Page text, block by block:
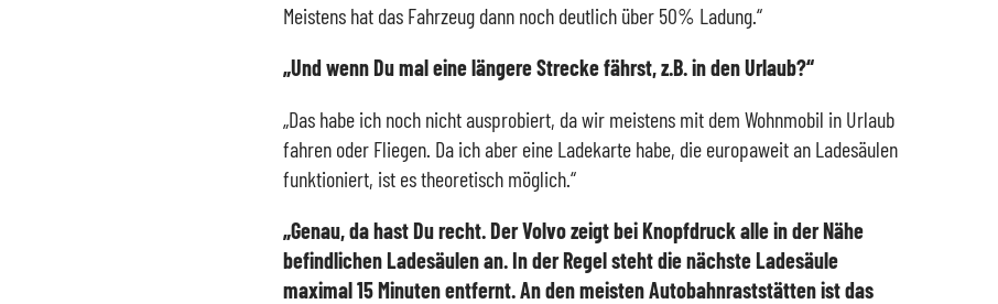
Meistens hat das Fahrzeug dann noch deutlich über 50% Ladung.“
„Und wenn Du mal eine längere Strecke fährst, z.B. in den Urlaub?“
„Das habe ich noch nicht ausprobiert, da wir meistens mit dem Wohnmobil in Urlaub
fahren oder Fliegen. Da ich aber eine Ladekarte habe, die europaweit an Ladesäulen
funktioniert, ist es theoretisch möglich.“
„Genau, da hast Du recht. Der Volvo zeigt bei Knopfdruck alle in der Nähe
befindlichen Ladesäulen an. In der Regel steht die nächste Ladesäule
maximal 15 Minuten entfernt. An den meisten Autobahnraststätten ist das